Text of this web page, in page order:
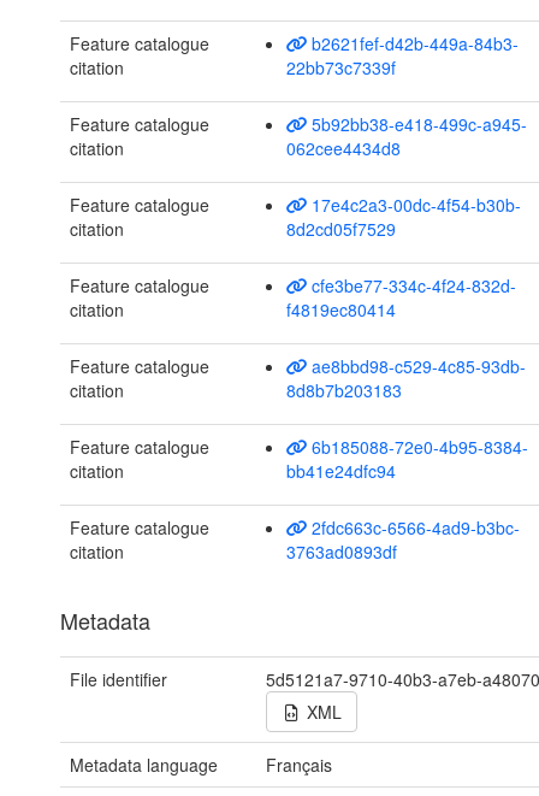
Feature catalogue
citation
b2621fef-d42b-449a-84b3-
22bb73c7339f
Feature catalogue
citation
5b92bb38-e418-499c-a945-
062cee4434d8
Feature catalogue
citation
17e4c2a3-00dc-4f54-b30b-
8d2cd05f7529
Feature catalogue
citation
cfe3be77-334c-4f24-832d-
f4819ec80414
Feature catalogue
citation
ae8bbd98-c529-4c85-93db-
8d8b7b203183
Feature catalogue
citation
6b185088-72e0-4b95-8384-
bb41e24dfc94
Feature catalogue
citation
2fdc663c-6566-4ad9-b3bc-
3763ad0893df
Metadata
File identifier
5d5121a7-9710-40b3-a7eb-
XML
Metadata language
Français